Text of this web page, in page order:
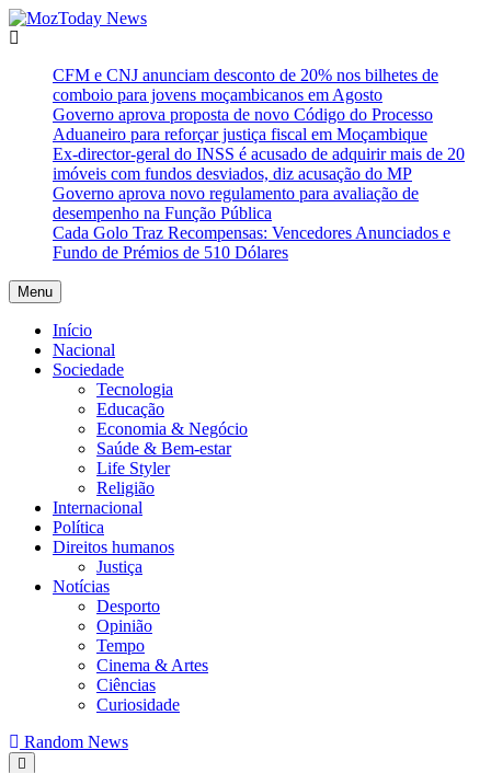
Skip
to
CFM e CNJ anunciam desconto de 20% nos bilhetes de
comboio para jovens moçambicanos em Agosto
Governo aprova proposta de novo Código do Processo
Aduaneiro para reforçar justiça fiscal em Moçambique
Ex-director-geral do INSS é acusado de adquirir mais de 20
imóveis com fundos desviados, diz acusação do MP
Governo aprova novo regulamento para avaliação de
desempenho na Função Pública
Cada Golo Traz Recompensas: Vencedores Anunciados e
Fundo de Prémios de 510 Dólares
Menu
Início
Nacional
Sociedade
Tecnologia
Educação
Economia & Negócio
Saúde & Bem-estar
Life Styler
Religião
Internacional
Política
Direitos humanos
Justiça
Notícias
Desporto
Opinião
Tempo
Cinema & Artes
Ciências
Curiosidade
Random News